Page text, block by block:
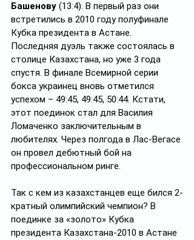
Башенову (13:4). В первый раз они
встретились в 2010 году полуфинале
Кубка президента в Астане.
Последняя дуэль также состоялась в
столице Казахстана, но уже 3 года
спустя. В финале Всемирной серии
бокса украинец вновь отметился
успехом – 49:45, 49:45, 50:44. Кстати,
этот поединок стал для Василия
Ломаченко заключительным в
любителях. Через полгода в Лас-Вегасе
он провел дебютный бой на
профессиональном ринге.
Так с кем из казахстанцев еще бился 2-
кратный олимпийский чемпион? В
поединке за «золото» Кубка
президента Казахстана-2010 в Астане